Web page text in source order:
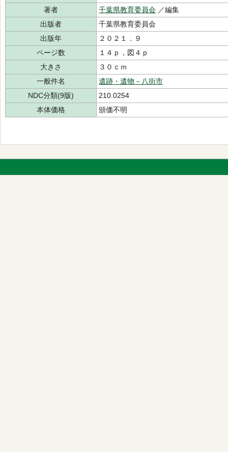
著者
千葉県教育委員会 ／編集
出版者
千葉県教育委員会
出版年
２０２１．９
ページ数
１４ｐ，図４ｐ
大きさ
３０ｃｍ
一般件名
遺跡・遺物－八街市
NDC分類(9版)
210.0254
本体価格
頒価不明